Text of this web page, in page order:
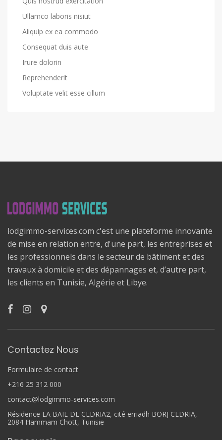
Ullamco laboris nisiut
Aliquip ex ea commodo
Consequat duis aute
Irure dolorin
Reprehenderit
Voluptate velit esse cillum
lodgimmo-services.com c'est une plateforme innovante
de mise en relation entre, d'une part, les entreprises et
les professionnels dans le secteur de bâtiment et des
travaux à domicile et des dépannages et, d’autre part,
les clients en Tunisie, Algérie et Libye.
Contactez Nous
Formulaire de contact
+216 25 312 000
contact@lodgimmo-services.com
Résidence LA BAIE DE CEDRIA2, cité erriadh BORJ CEDRIA,
2084 Hammam Chott, Tunisie